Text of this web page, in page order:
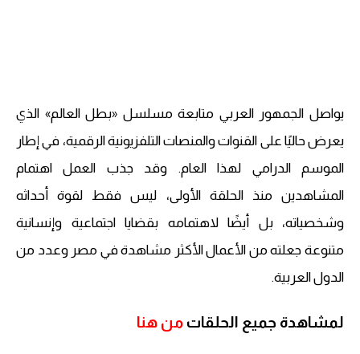
يواصل الجمهور العربي متابعة مسلسل «بطل العالم» الذي
يعرض حاليًا على القنوات والمنصات التلفزيونية الرقمية، في إطار
الموسم الدرامي لهذا العام. وقد جذب العمل اهتمام
المشاهدين منذ الحلقة الأولى، ليس فقط لقوة أحداثه
وشخصياته، بل أيضًا لاهتمامه بقضايا اجتماعية وإنسانية
متنوعة جعلته من الأعمال الأكثر مشاهدة في مصر وعدد من
الدول العربية.
لمشاهدة جميع الحلقات من هنا